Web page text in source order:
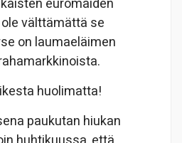
euromaiden
välttämättä se
on laumaeläimen
huolimatta!
paukutan hiukan